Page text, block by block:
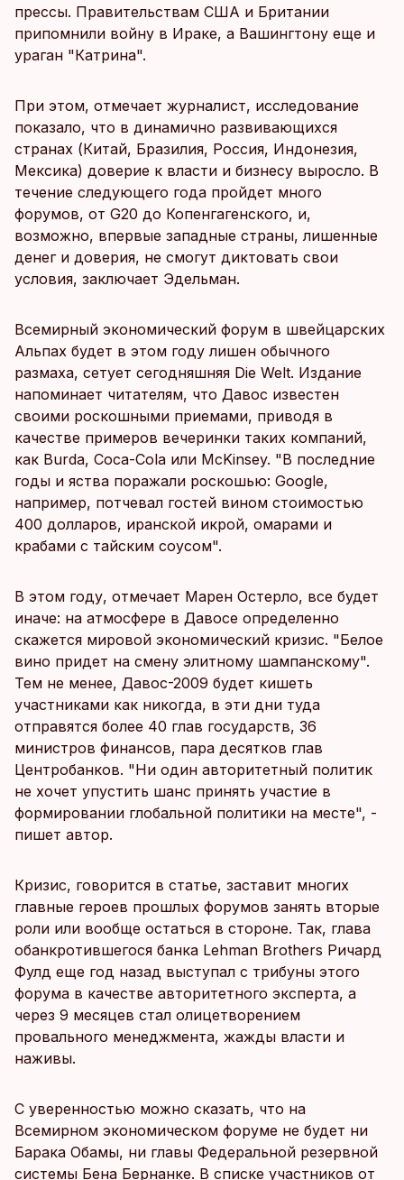
прессы. Правительствам США и Британии
припомнили войну в Ираке, а Вашингтону еще и
ураган "Катрина".
При этом, отмечает журналист, исследование
показало, что в динамично развивающихся
странах (Китай, Бразилия, Россия, Индонезия,
Мексика) доверие к власти и бизнесу выросло. В
течение следующего года пройдет много
форумов, от G20 до Копенгагенского, и,
возможно, впервые западные страны, лишенные
денег и доверия, не смогут диктовать свои
условия, заключает Эдельман.
Всемирный экономический форум в швейцарских
Альпах будет в этом году лишен обычного
размаха, сетует сегодняшняя Die Welt. Издание
напоминает читателям, что Давос известен
своими роскошными приемами, приводя в
качестве примеров вечеринки таких компаний,
как Burda, Coca-Cola или McKinsey. "В последние
годы и яства поражали роскошью: Google,
например, потчевал гостей вином стоимостью
400 долларов, иранской икрой, омарами и
крабами с тайским соусом".
В этом году, отмечает Марен Остерло, все будет
иначе: на атмосфере в Давосе определенно
скажется мировой экономический кризис. "Белое
вино придет на смену элитному шампанскому".
Тем не менее, Давос-2009 будет кишеть
участниками как никогда, в эти дни туда
отправятся более 40 глав государств, 36
министров финансов, пара десятков глав
Центробанков. "Ни один авторитетный политик
не хочет упустить шанс принять участие в
формировании глобальной политики на месте", -
пишет автор.
Кризис, говорится в статье, заставит многих
главные героев прошлых форумов занять вторые
роли или вообще остаться в стороне. Так, глава
обанкротившегося банка Lehman Brothers Ричард
Фулд еще год назад выступал с трибуны этого
форума в качестве авторитетного эксперта, а
через 9 месяцев стал олицетворением
провального менеджмента, жажды власти и
наживы.
С уверенностью можно сказать, что на
Всемирном экономическом форуме не будет ни
Барака Обамы, ни главы Федеральной резервной
системы Бена Бернанке. В списке участников от